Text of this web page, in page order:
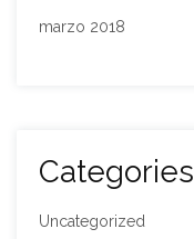
marzo 2018
Categories
Uncategorized